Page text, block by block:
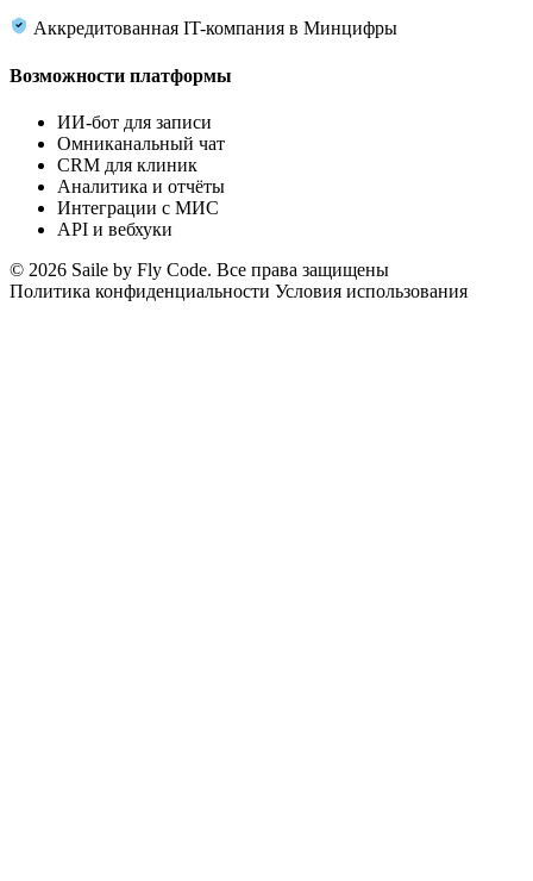
Аккредитованная IT-компания в Минцифры
Возможности платформы
ИИ-бот для записи
Омниканальный чат
CRM для клиник
Аналитика и отчёты
Интеграции с МИС
API и вебхуки
© 2026 Saile by Fly Code. Все права защищены
Политика конфиденциальности Условия использования